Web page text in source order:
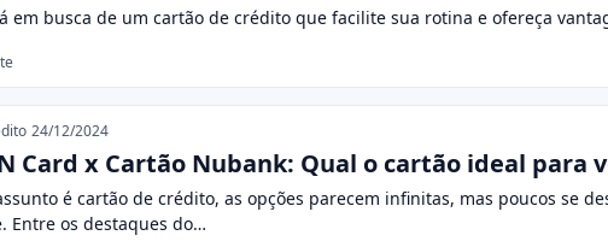
em busca de um cartão de crédito que facilite sua rotina e ofereça
24/12/2024
Card x Cartão Nubank: Qual o cartão ideal para
é cartão de crédito, as opções parecem infinitas, mas poucos se
Entre os destaques do…